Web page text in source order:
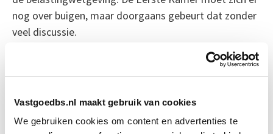
Vastgoedbs.nl maakt gebruik van cookies
We gebruiken cookies om content en advertenties te
nog over buigen, maar doorgaans gebeurt dat zonder
veel discussie.
Mocht het wetsvoorstel doorgaan, dan betekent dat
dat gemeenten vanaf 2025 echt kunnen ingrijpen bij
langdurige leegstand – of ze dat ook gaan doen, blijft